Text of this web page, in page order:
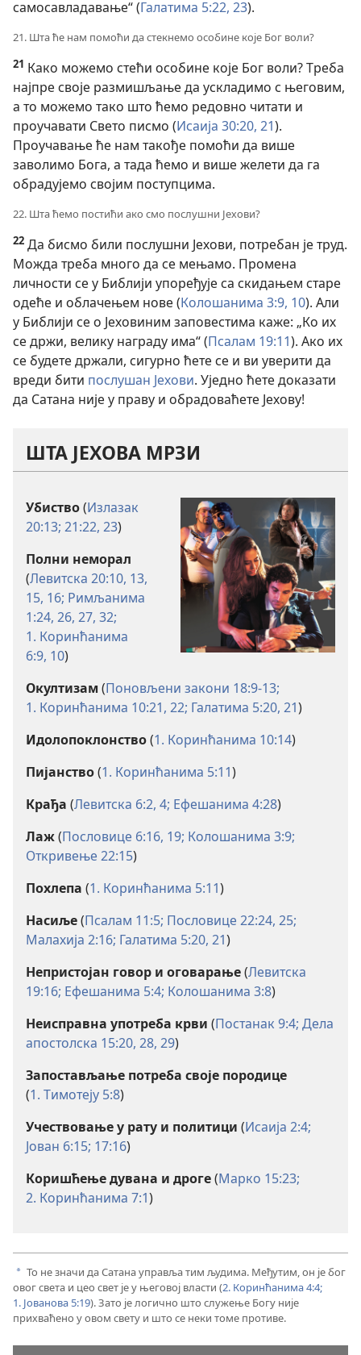
самосавладавање“ (Галатима 5:22, 23).
21. Шта ће нам помоћи да стекнемо особине које Бог воли?
21 Како можемо стећи особине које Бог воли? Треба
најпре своје размишљање да ускладимо с његовим,
а то можемо тако што ћемо редовно читати и
проучавати Свето писмо (Исаија 30:20, 21).
Проучавање ће нам такође помоћи да више
заволимо Бога, а тада ћемо и више желети да га
обрадујемо својим поступцима.
22. Шта ћемо постићи ако смо послушни Јехови?
22 Да бисмо били послушни Јехови, потребан је труд.
Можда треба много да се мењамо. Промена
личности се у Библији упоређује са скидањем старе
одеће и облачењем нове (Колошанима 3:9, 10). Али
у Библији се о Јеховиним заповестима каже: „Ко их
се држи, велику награду има“ (Псалам 19:11). Ако их
се будете држали, сигурно ћете се и ви уверити да
вреди бити послушан Јехови. Уједно ћете доказати
да Сатана није у праву и обрадоваћете Јехову!
ШТА ЈЕХОВА МРЗИ
Убиство(Излазак
20:13; 21:22, 23)
Полни неморал
(Левитска 20:10, 13,
15, 16; Римљанима
1:24, 26, 27, 32;
1. Коринћанима
6:9, 10)
Окултизам (Поновљени закони 18:9-13;
1. Коринћанима 10:21, 22; Галатима 5:20, 21)
Идолопоклонство(1. Коринћанима 10:14)
Пијанство(1. Коринћанима 5:11)
Крађа (Левитска 6:2, 4; Ефешанима 4:28)
Лаж(Пословице 6:16, 19; Колошанима 3:9;
Откривење 22:15)
Похлепа (1. Коринћанима 5:11)
Насиље(Псалам 11:5; Пословице 22:24, 25;
Малахија 2:16; Галатима 5:20, 21)
Непристојан говор и оговарање(Левитска
19:16; Ефешанима 5:4; Колошанима 3:8)
Неисправна употреба крви (Постанак 9:4; Дела
апостолска 15:20, 28, 29)
Запостављање потреба своје породице
(1. Тимотеју 5:8)
Учествовање у рату и политици (Исаија 2:4;
Јован 6:15; 17:16)
Коришћење дувана и дроге(Марко 15:23;
2. Коринћанима 7:1)
a То не значи да Сатана управља тим људима. Међутим, он је бог
овог света и цео свет је у његовој власти (2. Коринћанима 4:4;
1. Јованова 5:19). Зато је логично што служење Богу није
прихваћено у овом свету и што се неки томе противе.